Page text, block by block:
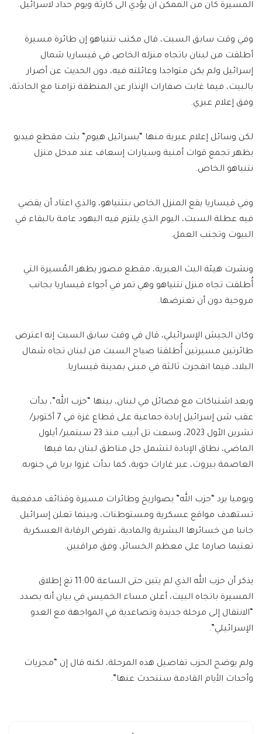
المسيرة كان من الممكن ان يؤدي الى كارثة ويوم حداد لاسرائيل.
وفي وقت سابق السبت، قال مكتب نتنياهو إن طائرة مسيرة
أطلقت من لبنان باتجاه منزله الخاص في قيساريا شمال
إسرائيل ولم يكن متواجدا وعائلته فيه، دون الحديث عن أضرار
بالبيت، فيما غابت صفارات الإنذار عن المنطقة تزامنا مع الحادثة،
وفق إعلام عبري.
لكن وسائل إعلام عبرية منها “يسرائيل هيوم” بثت مقطع فيديو
يظهر تجمع قوات أمنية وسيارات إسعاف عند مدخل منزل
نتنياهو الخاص.
وفي قيساريا يقع المنزل الخاص بنتنياهو، والذي اعتاد أن يقضي
فيه عطلة السبت، اليوم الذي يلتزم فيه اليهود عامة بالبقاء في
البيوت وتجنب العمل.
ونشرت هيئة البث العبرية، مقطع مصور يظهر المُسيرة التي
أُطلقت تجاه منزل نتنياهو وهي تمر في أجواء قيساريا بجانب
مروحية دون أن تعترضها.
وكان الجيش الإسرائيلي، قال في وقت سابق السبت إنه اعترض
طائرتين مسيرتين أُطلقتا صباح السبت من لبنان تجاه شمال
البلاد، فيما انفجرت ثالثة في مبنى بمدينة قيساريا.
وبعد اشتباكات مع فصائل في لبنان، بينها “حزب الله”، بدأت
عقب شن إسرائيل إبادة جماعية على قطاع غزة في 7 أكتوبر/
تشرين الأول 2023، وسعت تل أبيب منذ 23 سبتمبر/ أيلول
الماضي، نطاق الإبادة لتشمل جل مناطق لبنان بما فيها
العاصمة بيروت، عبر غارات جوية، كما بدأت غزوا بريا في جنوبه.
ويوميا يرد “حزب الله” بصواريخ وطائرات مسيرة وقذائف مدفعية
تستهدف مواقع عسكرية ومستوطنات، وبينما تعلن إسرائيل
جانبا من خسائرها البشرية والمادية، تفرض الرقابة العسكرية
تعتيما صارما على معظم الخسائر، وفق مراقبين.
يذكر أن حزب الله الذي لم يتبن حتى الساعة 11:00 تغ إطلاق
المسيرة باتجاه البيت، أعلن مساء الخميس في بيان أنه بصدد
“الانتقال إلى مرحلة جديدة وتصاعدية في المواجهة مع العدو
الإسرائيلي”.
ولم يوضح الحزب تفاصيل هذه المرحلة، لكنه قال إن “مجريات
وأحداث الأيام القادمة ستتحدث عنها”.